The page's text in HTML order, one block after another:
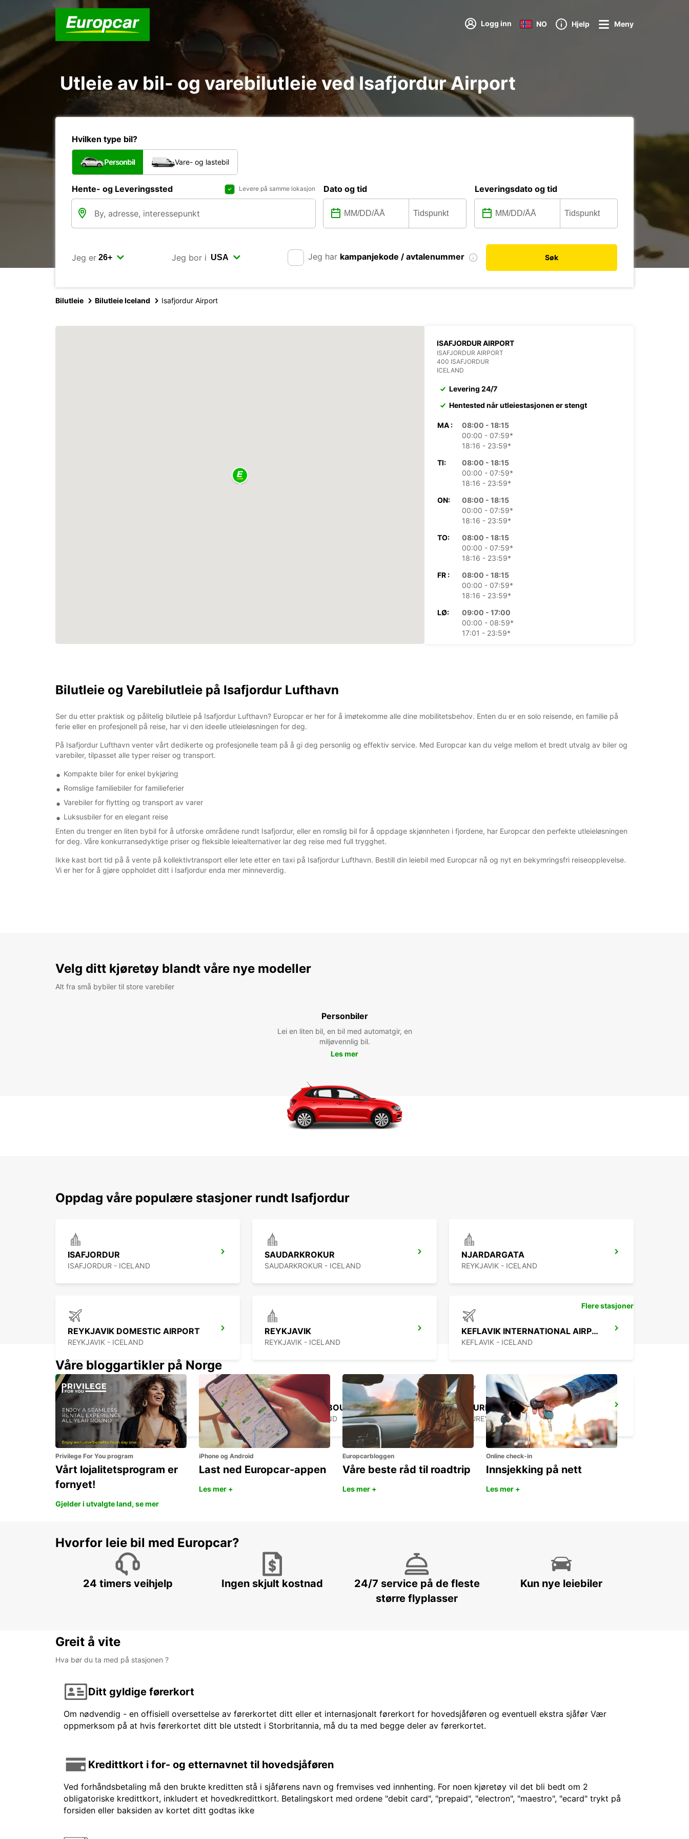
Logg inn NO Hjelp Meny
Utleie av bil- og varebilutleie ved Isafjordur Airport
Hvilken type bil?
Personbil Vare- og lastebil
Hente- og Leveringssted Levere på samme lokasjon Dato og tid Leveringsdato og tid
Jeg er Jeg bor i Jeg har kampanjekode / avtalenummer Søk
Bilutleie Bilutleie Iceland Isafjordur Airport
ISAFJORDUR AIRPORT
ISAFJORDUR AIRPORT
400 ISAFJORDUR
ICELAND
Levering 24/7
Hentested når utleiestasjonen er stengt
MA :
08:00 - 18:15
00:00 - 07:59*
18:16 - 23:59*
TI:
08:00 - 18:15
00:00 - 07:59*
18:16 - 23:59*
ON:
08:00 - 18:15
00:00 - 07:59*
18:16 - 23:59*
TO:
08:00 - 18:15
00:00 - 07:59*
18:16 - 23:59*
FR :
08:00 - 18:15
00:00 - 07:59*
18:16 - 23:59*
LØ:
09:00 - 17:00
00:00 - 08:59*
17:01 - 23:59*
Bilutleie og Varebilutleie på Isafjordur Lufthavn
Ser du etter praktisk og pålitelig bilutleie på Isafjordur Lufthavn? Europcar er her for å imøtekomme alle dine mobilitetsbehov. Enten du er en solo reisende, en familie på
ferie eller en profesjonell på reise, har vi den ideelle utleieløsningen for deg.
På Isafjordur Lufthavn venter vårt dedikerte og profesjonelle team på å gi deg personlig og effektiv service. Med Europcar kan du velge mellom et bredt utvalg av biler og
varebiler, tilpasset alle typer reiser og transport.
Kompakte biler for enkel bykjøring
Romslige familiebiler for familieferier
Varebiler for flytting og transport av varer
Luksusbiler for en elegant reise
Enten du trenger en liten bybil for å utforske områdene rundt Isafjordur, eller en romslig bil for å oppdage skjønnheten i fjordene, har Europcar den perfekte utleieløsningen
for deg. Våre konkurransedyktige priser og fleksible leiealternativer lar deg reise med full trygghet.
Ikke kast bort tid på å vente på kollektivtransport eller lete etter en taxi på Isafjordur Lufthavn. Bestill din leiebil med Europcar nå og nyt en bekymringsfri reiseopplevelse.
Vi er her for å gjøre oppholdet ditt i Isafjordur enda mer minneverdig.
Velg ditt kjøretøy blandt våre nye modeller
Alt fra små bybiler til store varebiler
Personbiler
Lei en liten bil, en bil med automatgir, en
miljøvennlig bil.
Les mer
Oppdag våre populære stasjoner rundt Isafjordur
ISAFJORDUR
ISAFJORDUR - ICELAND
SAUDARKROKUR
SAUDARKROKUR - ICELAND
NJARDARGATA
REYKJAVIK - ICELAND
REYKJAVIK DOMESTIC AIRPORT
REYKJAVIK - ICELAND
REYKJAVIK
REYKJAVIK - ICELAND
KEFLAVIK INTERNATIONAL AIRPORT
KEFLAVIK - ICELAND
AKUREYRI
AKUREYRI - ICELAND
AKUREYRI HARBOUR
AKUREYRI - ICELAND
AKUREYRI AIRPORT
AKUREYRI - ICELAND
Flere stasjoner
Våre bloggartikler på Norge
Privilege For You program
Vårt lojalitetsprogram er
fornyet!
Gjelder i utvalgte land, se mer
iPhone og Android
Last ned Europcar-appen
Les mer +
Europcarbloggen
Våre beste råd til roadtrip
Les mer +
Online check-in
Innsjekking på nett
Les mer +
Hvorfor leie bil med Europcar?
24 timers veihjelp Ingen skjult kostnad
24/7 service på de fleste
større flyplasser
Kun nye leiebiler
Greit å vite
Hva bør du ta med på stasjonen ?
Ditt gyldige førerkort
Om nødvendig - en offisiell oversettelse av førerkortet ditt eller et internasjonalt førerkort for hovedsjåføren og eventuell ekstra sjåfør Vær
oppmerksom på at hvis førerkortet ditt ble utstedt i Storbritannia, må du ta med begge deler av førerkortet.
Kredittkort i for- og etternavnet til hovedsjåføren
Ved forhåndsbetaling må den brukte kreditten stå i sjåførens navn og fremvises ved innhenting. For noen kjøretøy vil det bli bedt om 2
obligatoriske kredittkort, inkludert et hovedkredittkort. Betalingskort med ordene "debit card", "prepaid", "electron", "maestro", "ecard" trykt på
forsiden eller baksiden av kortet ditt godtas ikke